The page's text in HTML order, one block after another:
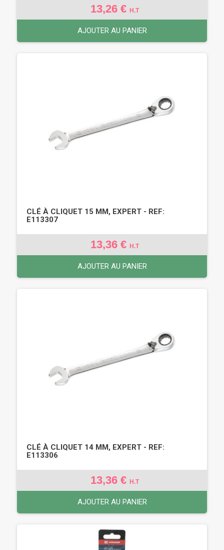
13,26 € H.T
AJOUTER AU PANIER
CLÉ À CLIQUET 15 MM, EXPERT - REF:
E113307
13,36 € H.T
AJOUTER AU PANIER
CLÉ À CLIQUET 14 MM, EXPERT - REF:
E113306
13,36 € H.T
AJOUTER AU PANIER